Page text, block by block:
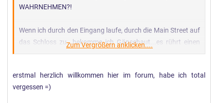
WAHRNEHMEN?!
Wenn ich durch den Eingang laufe, durch die Main Street auf
das Schloss zu...bekomme ich Gänsehaut...es rührt einen
fast zu Tränen, dieser Zauber. Tut mir leid, wer diesen Sinn
Zum Vergrößern anklicken....
erstmal herzlich willkommen hier im forum, habe ich total
vergessen =)